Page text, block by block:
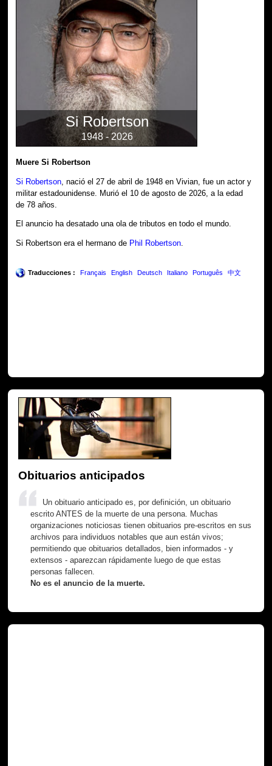
Si Robertson
1948 - 2026
Muere Si Robertson
Si Robertson , nació el 27 de abril de 1948 en Vivian, fue un actor y
militar estadounidense. Murió el 10 de agosto de 2026, a la edad
de 78 años.
El anuncio ha desatado una ola de tributos en todo el mundo.
Si Robertson era el hermano de Phil Robertson.
Traducciones : Français English Deutsch Italiano Português 中文
Obituarios anticipados
Un obituario anticipado es, por definición, un obituario
escrito ANTES de la muerte de una persona. Muchas
organizaciones noticiosas tienen obituarios pre-escritos en sus
archivos para individuos notables que aun están vivos;
permitiendo que obituarios detallados, bien informados - y
extensos - aparezcan rápidamente luego de que estas
personas fallecen.
No es el anuncio de la muerte.